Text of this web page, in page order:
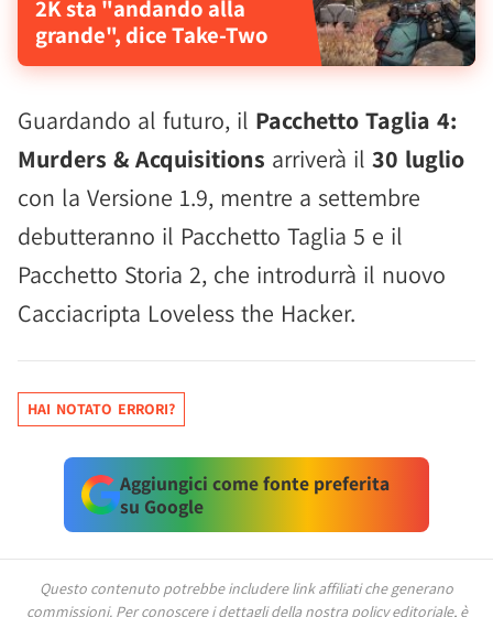
2K sta "andando alla
grande", dice Take-Two
Guardando al futuro, il Pacchetto Taglia 4:
Murders & Acquisitions arriverà il 30 luglio
con la Versione 1.9, mentre a settembre
debutteranno il Pacchetto Taglia 5 e il
Pacchetto Storia 2, che introdurrà il nuovo
Cacciacripta Loveless the Hacker.
HAI NOTATO ERRORI?
Aggiungici come fonte preferita
su Google
Questo contenuto potrebbe includere link affiliati che generano
commissioni. Per conoscere i dettagli della nostra policy editoriale, è